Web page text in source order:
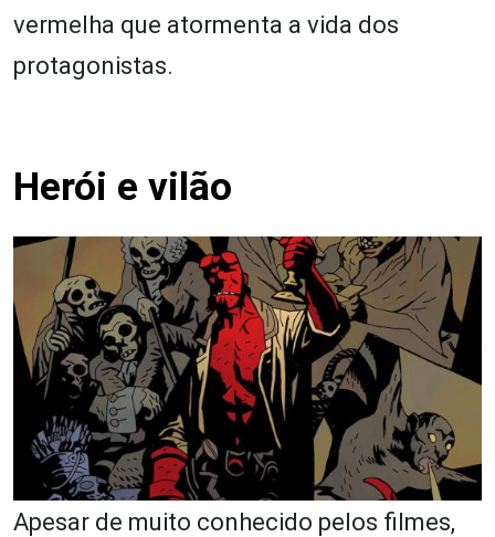
vermelha que atormenta a vida dos
protagonistas.
Herói e vilão
Apesar de muito conhecido pelos filmes,